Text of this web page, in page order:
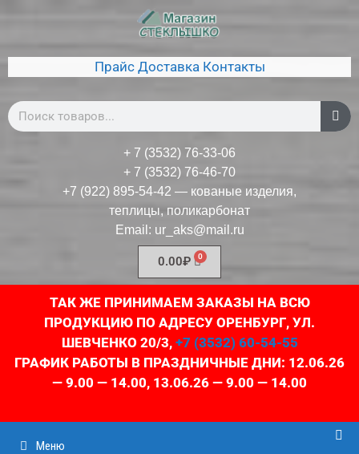
Прайс Доставка Контакты
+ 7 (3532) 76-33-06
+ 7 (3532) 76-46-70
+7 (922) 895-54-42 — кованые изделия,
теплицы, поликарбонат
Email: ur_aks@mail.ru
0.00₽
ТАК ЖЕ ПРИНИМАЕМ ЗАКАЗЫ НА ВСЮ
ПРОДУКЦИЮ ПО АДРЕСУ ОРЕНБУРГ, УЛ.
ШЕВЧЕНКО 20/3, +7 (3532) 60-54-55
ГРАФИК РАБОТЫ В ПРАЗДНИЧНЫЕ ДНИ: 12.06.26
— 9.00 — 14.00, 13.06.26 — 9.00 — 14.00
Меню